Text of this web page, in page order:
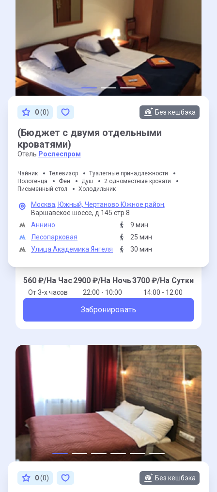
0(0) Без кешбэка
(Бюджет с двумя отдельными
кроватями)
Отель Рослеспром
Чайник Телевизор
Туалетные принадлежности
Полотенца
Фен Душ
2 одноместные кровати
Письменный стол
Холодильник
Москва, Южный, Чертаново Южное район,
Варшавское шоссе, д.145 стр 8
Аннино
9 мин
Лесопарковая
25 мин
Улица Академика Янгеля
30 мин
560 ₽/На Час
От 3-x часов
2900 ₽/На Ночь
22:00 - 10:00
3700 ₽/На Сутки
14:00 - 12:00
Забронировать
0(0) Без кешбэка